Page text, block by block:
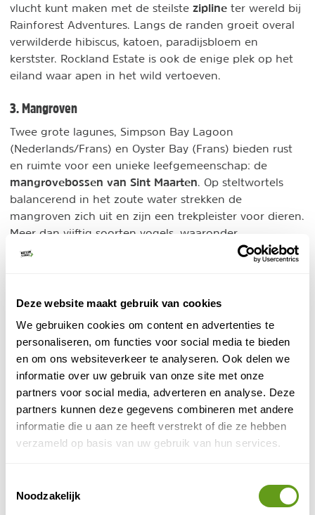
Deze website maakt gebruik van cookies
We gebruiken cookies om content en advertenties te
personaliseren, om functies voor social media te bieden
en om ons websiteverkeer te analyseren. Ook delen we
informatie over uw gebruik van onze site met onze
partners voor social media, adverteren en analyse. Deze
partners kunnen deze gegevens combineren met andere
informatie die u aan ze heeft verstrekt of die ze hebben
verzameld op basis van uw gebruik van hun services.
Noodzakelijk
vlucht kunt maken met de steilste zipline ter wereld bij
Rainforest Adventures. Langs de randen groeit overal
verwilderde hibiscus, katoen, paradijsbloem en
kerstster. Rockland Estate is ook de enige plek op het
eiland waar apen in het wild vertoeven.
3. Mangroven
Twee grote lagunes, Simpson Bay Lagoon
(Nederlands/Frans) en Oyster Bay (Frans) bieden rust
en ruimte voor een unieke leefgemeenschap: de
mangrovebossen van Sint Maarten. Op steltwortels
balancerend in het zoute water strekken de
mangroven zich uit en zijn een trekpleister voor dieren.
Meer dan vijftig soorten vogels, waaronder
Amerikaanse kleine zilverreigers, vinden hier voedsel
en nestgelegenheid. Onzichtbaar is een uitgestrekte
wasberen en mangoesten dol op zijn.